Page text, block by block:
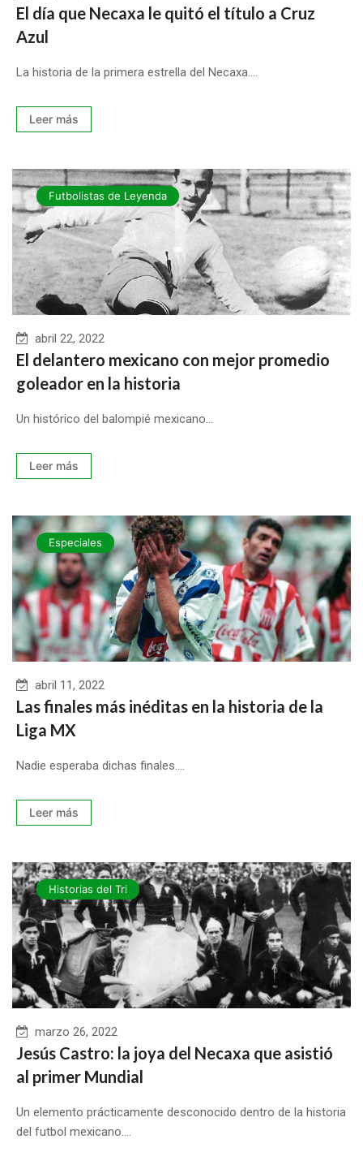
El día que Necaxa le quitó el título a Cruz
Azul
La historia de la primera estrella del Necaxa....
Leer más
Futbolistas de Leyenda
abril 22, 2022
El delantero mexicano con mejor promedio
goleador en la historia
Un histórico del balompié mexicano...
Leer más
Especiales
abril 11, 2022
Las finales más inéditas en la historia de la
Liga MX
Nadie esperaba dichas finales....
Leer más
Historias del Tri
marzo 26, 2022
Jesús Castro: la joya del Necaxa que asistió
al primer Mundial
Un elemento prácticamente desconocido dentro de la historia
del futbol mexicano....